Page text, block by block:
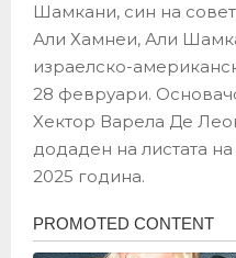
Шамкани, син на
Али Хамнеи, Али
израелско-
28 февруари.
Хектор Варела Де
додаден на листата
2025 година.